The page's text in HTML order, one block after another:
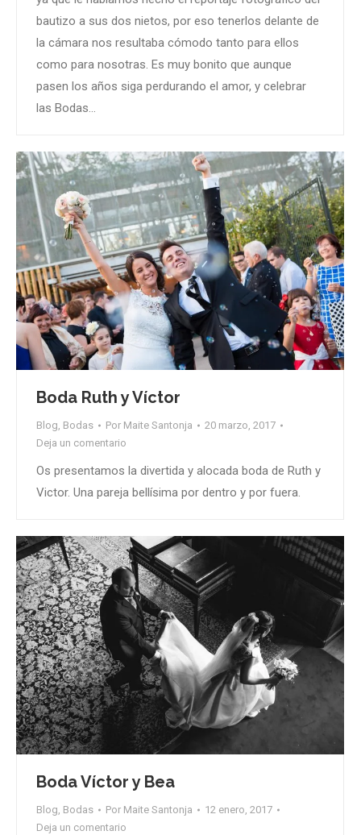
bautizo a sus dos nietos, por eso tenerlos delante de
la cámara nos resultaba cómodo tanto para ellos
como para nosotras. Es muy bonito que aunque
pasen los años siga perdurando el amor, y celebrar
las Bodas…
Boda Ruth y Víctor
Blog, Bodas Por Maite Santonja
20 marzo, 2017
Deja un comentario
Os presentamos la divertida y alocada boda de Ruth y
Victor. Una pareja bellísima por dentro y por fuera.
Boda Víctor y Bea
Blog, Bodas Por Maite Santonja
12 enero, 2017
Deja un comentario